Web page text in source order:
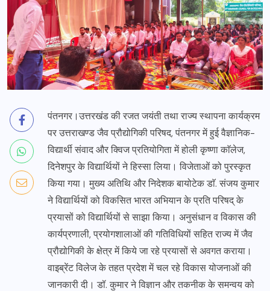
पंतनगर।उत्तरखंड की रजत जयंती तथा राज्य स्थापना कार्यक्रम
पर उत्तराखण्ड जैव प्रौद्योगिकी परिषद, पंतनगर में हुई वैज्ञानिक-
विद्यार्थी संवाद और क्विज प्रतियोगिता में होली कृष्णा काॅलेज,
दिनेशपुर के विद्यार्थियों ने हिस्सा लिया। विजेताओं को पुरस्कृत
किया गया। मुख्य अतिथि और निदेशक बायोटेक डाॅ. संजय कुमार
ने विद्यार्थियों को विकसित भारत अभियान के प्रति परिषद् के
प्रयासों को विद्यार्थियों से साझा किया। अनुसंधान व विकास की
कार्यप्रणाली, प्रयोगशालाओं की गतिविधियों सहित राज्य में जैव
प्रौद्योगिकी के क्षेत्र में किये जा रहे प्रयासों से अवगत कराया।
वाइब्रेंट विलेज के तहत प्रदेश में चल रहे विकास योजनाओं की
जानकारी दी। डॉ. कुमार ने विज्ञान और तकनीक के समन्वय को